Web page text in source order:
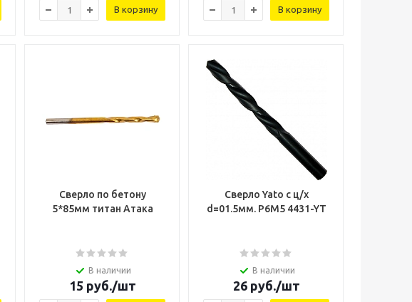
В корзину В корзину
Сверло по бетону
5*85мм титан Атака
В наличии
15 руб./шт
Сверло Yato с ц/х
d=01.5мм. Р6М5 4431-YT
В наличии
26руб./шт